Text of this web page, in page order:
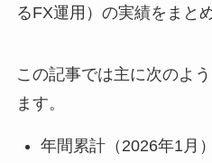
るFX運用）の実績をまと
この記事では主に次のよ
ます。
年間累計（2026年1月